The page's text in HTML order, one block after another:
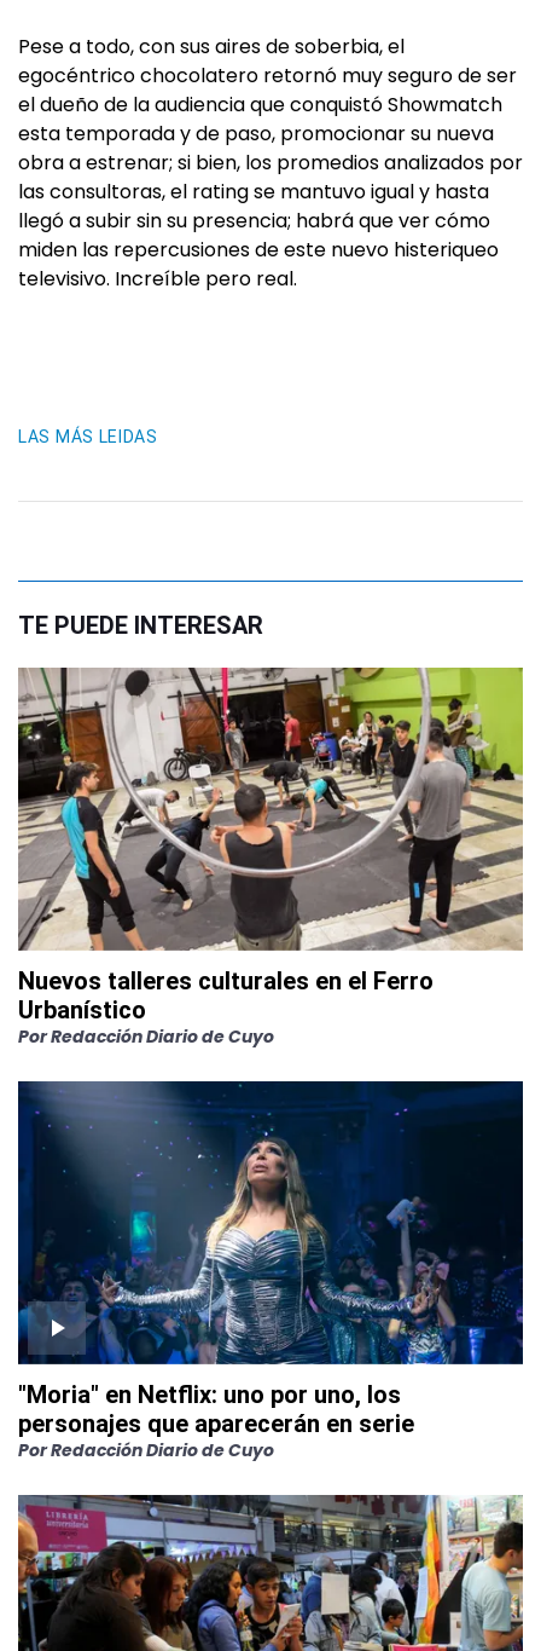
Pese a todo, con sus aires de soberbia, el
egocéntrico chocolatero retornó muy seguro de ser
el dueño de la audiencia que conquistó Showmatch
esta temporada y de paso, promocionar su nueva
obra a estrenar; si bien, los promedios analizados por
las consultoras, el rating se mantuvo igual y hasta
llegó a subir sin su presencia; habrá que ver cómo
miden las repercusiones de este nuevo histeriqueo
televisivo. Increíble pero real.
LAS MÁS LEIDAS
TE PUEDE INTERESAR
Nuevos talleres culturales en el Ferro
Urbanístico
PorRedacción Diario de Cuyo
"Moria" en Netflix: uno por uno, los
personajes que aparecerán en serie
PorRedacción Diario de Cuyo